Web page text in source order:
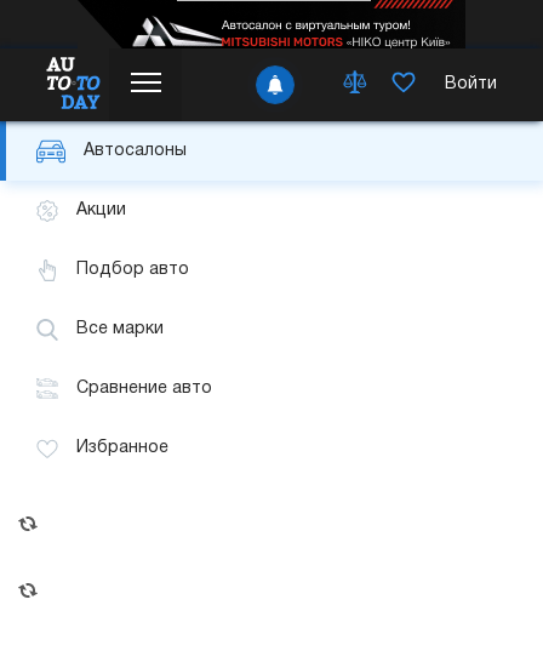
Войти
Автосалоны
Акции
Подбор авто
Все марки
Сравнение авто
Избранное